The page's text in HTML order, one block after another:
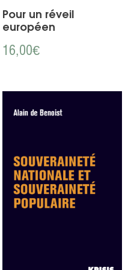
Pour un réveil
européen
16,00€